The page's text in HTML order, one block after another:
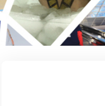
۱۲ آذر ۱۴۰۴